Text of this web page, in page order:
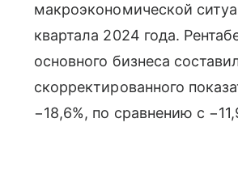
макроэкономической
квартала 2024 года.
основного бизнеса
скорректированного
−18,6%, по сравнению с